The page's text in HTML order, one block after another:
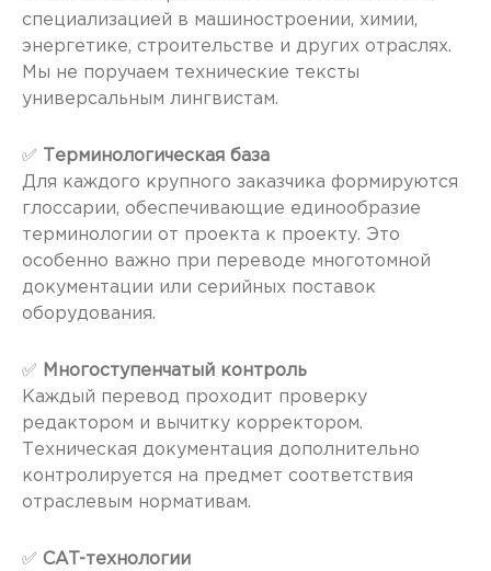
специализацией в машиностроении, химии,
энергетике, строительстве и других отраслях.
Мы не поручаем технические тексты
универсальным лингвистам.
✅
Терминологическая база
Для каждого крупного заказчика формируются
глоссарии, обеспечивающие единообразие
терминологии от проекта к проекту. Это
особенно важно при переводе многотомной
документации или серийных поставок
оборудования.
✅ Многоступенчатый контроль
Каждый перевод проходит проверку
редактором и вычитку корректором.
Техническая документация дополнительно
контролируется на предмет соответствия
отраслевым нормативам.
✅ CAT-технологии